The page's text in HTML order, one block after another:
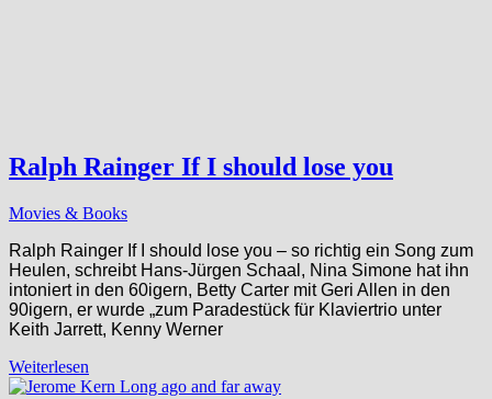
Ralph Rainger If I should lose you
Movies & Books
Ralph Rainger If I should lose you – so richtig ein Song zum
Heulen, schreibt Hans-Jürgen Schaal, Nina Simone hat ihn
intoniert in den 60igern, Betty Carter mit Geri Allen in den
90igern, er wurde „zum Paradestück für Klaviertrio unter
Keith Jarrett, Kenny Werner
Weiterlesen